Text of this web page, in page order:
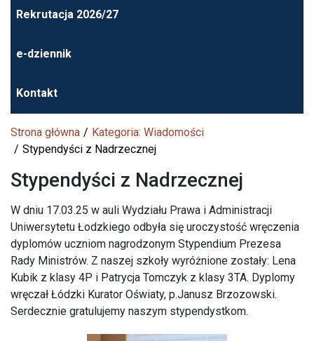
Rekrutacja 2026/27
e-dziennik
Kontakt
Strona główna
Kategoria: Wiadomości
Stypendyści z Nadrzecznej
Stypendyści z Nadrzecznej
W dniu 17.03.25 w auli Wydziału Prawa i Administracji
Uniwersytetu Łodzkiego odbyła się uroczystość wręczenia
dyplomów uczniom nagrodzonym Stypendium Prezesa
Rady Ministrów. Z naszej szkoły wyróżnione zostały: Lena
Kubik z klasy 4P i Patrycja Tomczyk z klasy 3TA. Dyplomy
wręczał Łódzki Kurator Oświaty, p.Janusz Brzozowski.
Serdecznie gratulujemy naszym stypendystkom.